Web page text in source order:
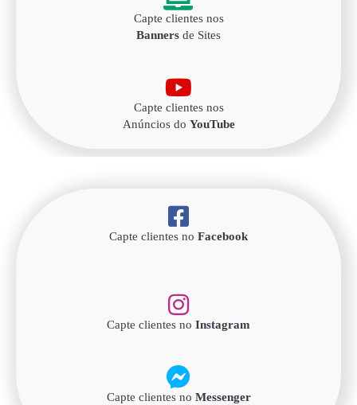
Capte clientes nos
Banners de Sites
Capte clientes nos
Anúncios do YouTube
Capte clientes no Facebook
Capte clientes no Instagram
Capte clientes no Messenger